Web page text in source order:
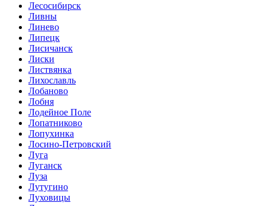
Лесосибирск
Ливны
Линево
Липецк
Лисичанск
Лиски
Листвянка
Лихославль
Лобаново
Лобня
Лодейное Поле
Лопатниково
Лопухинка
Лосино-Петровский
Луга
Луганск
Луза
Лутугино
Луховицы